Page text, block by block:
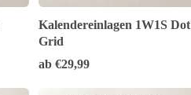
Kalendereinlagen 1W1S Dot
Grid
ab €29,99